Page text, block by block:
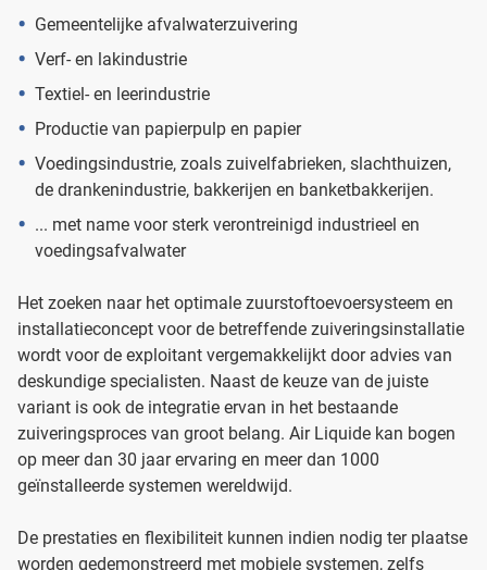
Gemeentelijke afvalwaterzuivering
Verf- en lakindustrie
Textiel- en leerindustrie
Productie van papierpulp en papier
Voedingsindustrie, zoals zuivelfabrieken, slachthuizen,
de drankenindustrie, bakkerijen en banketbakkerijen.
... met name voor sterk verontreinigd industrieel en
voedingsafvalwater
Het zoeken naar het optimale zuurstoftoevoersysteem en
installatieconcept voor de betreffende zuiveringsinstallatie
wordt voor de exploitant vergemakkelijkt door advies van
deskundige specialisten. Naast de keuze van de juiste
variant is ook de integratie ervan in het bestaande
zuiveringsproces van groot belang. Air Liquide kan bogen
op meer dan 30 jaar ervaring en meer dan 1000
geïnstalleerde systemen wereldwijd.
De prestaties en flexibiliteit kunnen indien nodig ter plaatse
worden gedemonstreerd met mobiele systemen, zelfs